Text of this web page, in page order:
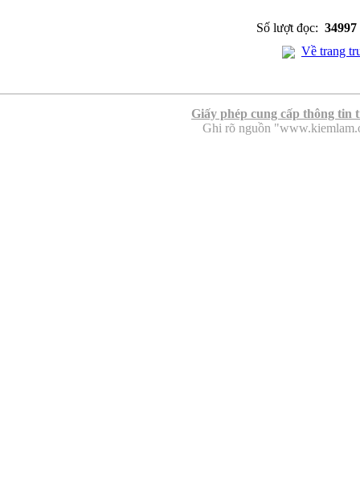
Số lượt đọc: 34997
Về trang
Giấy phép cung cấp thông tin
Ghi rõ nguồn